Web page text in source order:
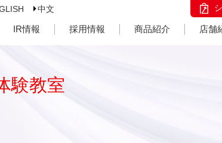
中文
IR情報 採用情報 商品紹介 店舗
験教室